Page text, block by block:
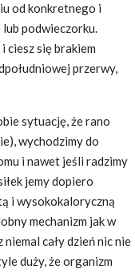
od konkretnego i
podwieczorku.
ciesz się brakiem
przerwy,
sytuację, że rano
wychodzimy do
i nawet jeśli radzimy
jemy dopiero
i wysokokaloryczną
mechanizm jak w
cały dzień nic nie
duży, że organizm